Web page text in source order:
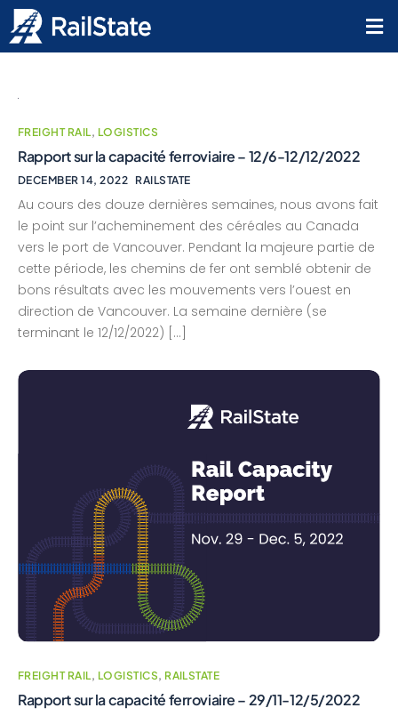
FREIGHT RAIL, LOGISTICS
Rapport sur la capacité ferroviaire – 12/6-12/12/2022
DECEMBER 14, 2022 RAILSTATE
Au cours des douze dernières semaines, nous avons fait
le point sur l’acheminement des céréales au Canada
vers le port de Vancouver. Pendant la majeure partie de
cette période, les chemins de fer ont semblé obtenir de
bons résultats avec les mouvements vers l’ouest en
direction de Vancouver. La semaine dernière (se
terminant le 12/12/2022) […]
FREIGHT RAIL, LOGISTICS, RAILSTATE
Rapport sur la capacité ferroviaire – 29/11-12/5/2022